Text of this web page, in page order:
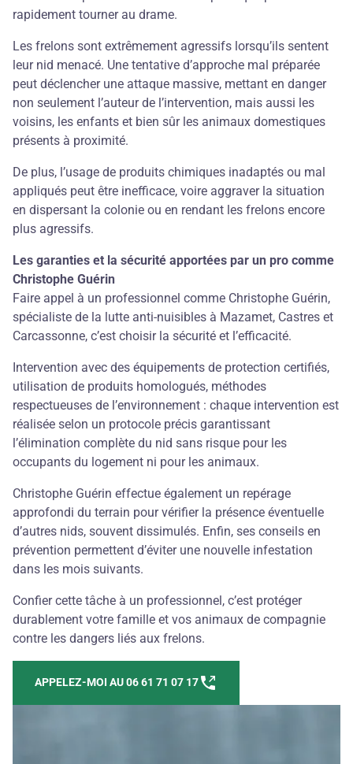
rapidement tourner au drame.
Les frelons sont extrêmement agressifs lorsqu’ils sentent
leur nid menacé. Une tentative d’approche mal préparée
peut déclencher une attaque massive, mettant en danger
non seulement l’auteur de l’intervention, mais aussi les
voisins, les enfants et bien sûr les animaux domestiques
présents à proximité.
De plus, l’usage de produits chimiques inadaptés ou mal
appliqués peut être inefficace, voire aggraver la situation
en dispersant la colonie ou en rendant les frelons encore
plus agressifs.
Les garanties et la sécurité apportées par un pro comme
Christophe Guérin
Faire appel à un professionnel comme Christophe Guérin,
spécialiste de la lutte anti-nuisibles à Mazamet, Castres et
Carcassonne, c’est choisir la sécurité et l’efficacité.
Intervention avec des équipements de protection certifiés,
utilisation de produits homologués, méthodes
respectueuses de l’environnement : chaque intervention est
réalisée selon un protocole précis garantissant
l’élimination complète du nid sans risque pour les
occupants du logement ni pour les animaux.
Christophe Guérin effectue également un repérage
approfondi du terrain pour vérifier la présence éventuelle
d’autres nids, souvent dissimulés. Enfin, ses conseils en
prévention permettent d’éviter une nouvelle infestation
dans les mois suivants.
Confier cette tâche à un professionnel, c’est protéger
durablement votre famille et vos animaux de compagnie
contre les dangers liés aux frelons.
APPELEZ-MOI AU 06 61 71 07 17